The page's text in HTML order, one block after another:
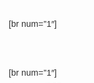
[br num=”1″]
[br num=”1″]